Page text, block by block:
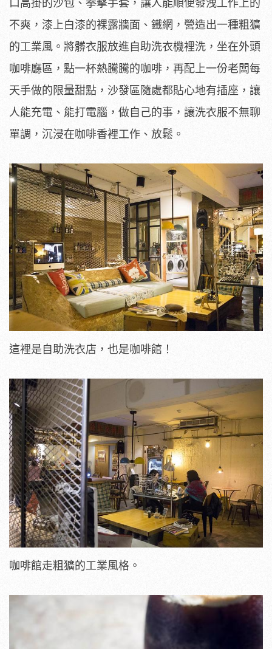
口高掛的沙包、拳擊手套，讓人能順便發洩工作上的
不爽，漆上白漆的裸露牆面、鐵網，營造出一種粗獷
的工業風。將髒衣服放進自助洗衣機裡洗，坐在外頭
咖啡廳區，點一杯熱騰騰的咖啡，再配上一份老闆每
天手做的限量甜點，沙發區隨處都貼心地有插座，讓
人能充電、能打電腦，做自己的事，讓洗衣服不無聊
單調，沉浸在咖啡香裡工作、放鬆。
這裡是自助洗衣店，也是咖啡館！
咖啡館走粗獷的工業風格。